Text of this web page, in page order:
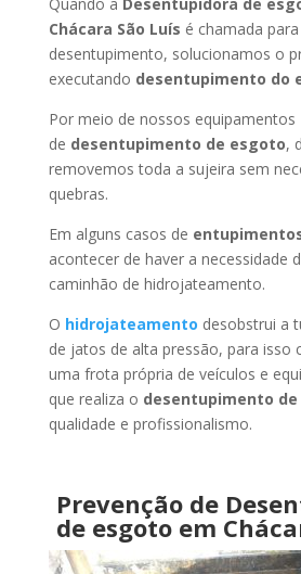
Chácara São Luís é chamada
desentupimento, solucionamos o
executando desentupimento do
Por meio de nossos equipamentos
de desentupimento de esgoto,
removemos toda a sujeira sem
quebras.
Em alguns casos de
acontecer de haver a necessidade
caminhão de hidrojateamento.
O hidrojateamento desobstrui a
de jatos de alta pressão, para isso
uma frota própria de veículos e
que realiza o desentupimento
qualidade e profissionalismo.
Prevenção de
de esgoto em